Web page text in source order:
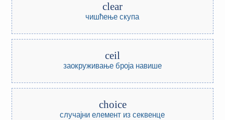
clear
чишћење скупа
ceil
заокруживање броја навише
choice
случајни елемент из секвенце